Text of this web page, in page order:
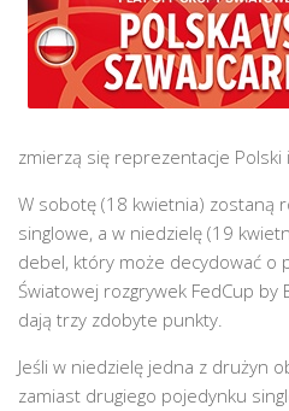
zmierzą się reprezentacje Polski
W sobotę (18 kwietnia) zostaną
singlowe, a w niedzielę (19
debel, który może decydować o
Światowej rozgrywek FedCup by
dają trzy zdobyte punkty.
Jeśli w niedzielę jedna z drużyn
zamiast drugiego pojedynku